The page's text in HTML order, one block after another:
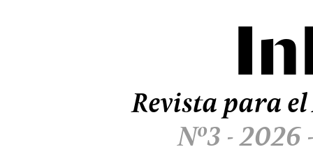
Revista para
Nº3 - 2026